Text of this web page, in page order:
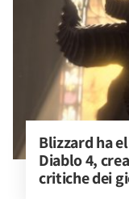
Blizzard ha
Diablo 4,
critiche dei